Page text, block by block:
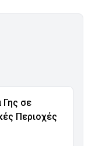
Γης σε
Περιοχές